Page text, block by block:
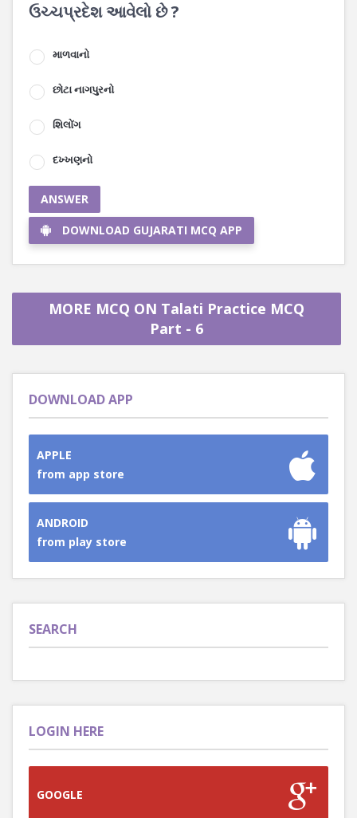
ઉચ્ચપ્રદેશ આવેલો છે ?
માળવાનો
છોટા નાગપુરનો
શિલોંગ
દખ્ખણનો
ANSWER
DOWNLOAD GUJARATI MCQ APP
MORE MCQ ON Talati Practice MCQ
Part - 6
DOWNLOAD APP
APPLE
from app store
ANDROID
from play store
SEARCH
LOGIN HERE
GOOGLE